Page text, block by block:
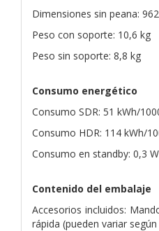
Dimensiones sin peana:
Peso con soporte: 10,6 kg
Peso sin soporte: 8,8 kg
Consumo energético
Consumo SDR: 51 kWh/
Consumo HDR: 114 kWh/
Consumo en standby: 0,3 W
Contenido del embalaje
Accesorios incluidos:
rápida (pueden variar